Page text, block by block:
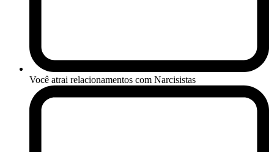
Você atrai relacionamentos com Narcisistas